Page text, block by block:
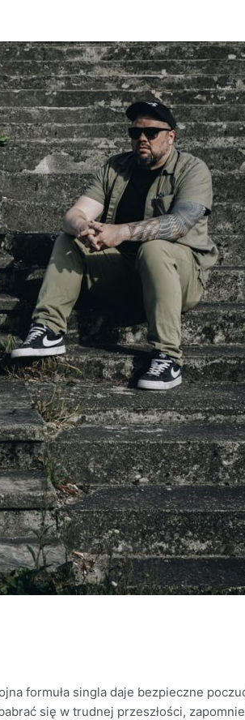
formuła singla daje bezpieczne
się w trudnej przeszłości,